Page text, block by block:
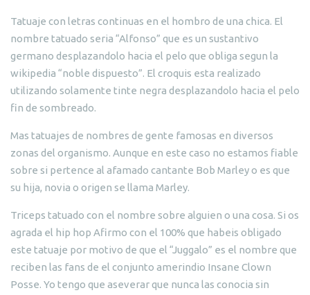
Tatuaje con letras continuas en el hombro de una chica. El
nombre tatuado seri­a “Alfonso” que es un sustantivo
germano desplazandolo hacia el pelo que obliga segun la
wikipedia “noble dispuesto”. El croquis esta realizado
utilizando solamente tinte negra desplazandolo hacia el pelo
fin de sombreado.
Mas tatuajes de nombres de gente famosas en diversos
zonas del organismo. Aunque en este caso no estamos fiable
sobre si pertence al afamado cantante Bob Marley o es que
su hija, novia o origen se llama Marley.
Triceps tatuado con el nombre sobre alguien o una cosa. Si os
agrada el hip hop Afirmo con el 100% que habeis obligado
este tatuaje por motivo de que el “Juggalo” es el nombre que
reciben las fans de el conjunto amerindio Insane Clown
Posse. Yo tengo que aseverar que nunca las conocia sin